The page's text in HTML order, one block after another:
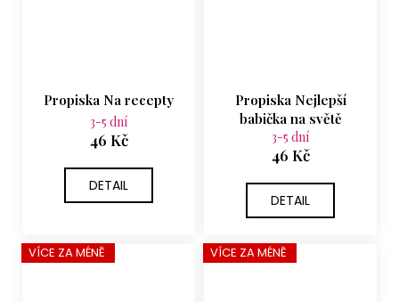
Propiska Na recepty
3-5 dní
46 Kč
DETAIL
Propiska Nejlepší
babička na světě
3-5 dní
46 Kč
DETAIL
VÍCE ZA MÉNĚ VÍCE ZA MÉNĚ